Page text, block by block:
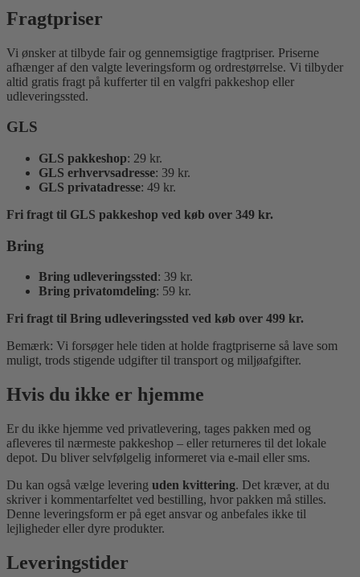
Fragtpriser
Vi ønsker at tilbyde fair og gennemsigtige fragtpriser. Priserne
afhænger af den valgte leveringsform og ordrestørrelse. Vi tilbyder
altid gratis fragt på kufferter til en valgfri pakkeshop eller
udleveringssted.
GLS
GLS pakkeshop: 29 kr.
GLS erhvervsadresse: 39 kr.
GLS privatadresse: 49 kr.
Fri fragt til GLS pakkeshop ved køb over 349 kr.
Bring
Bring udleveringssted: 39 kr.
Bring privatomdeling: 59 kr.
Fri fragt til Bring udleveringssted ved køb over 499 kr.
Bemærk: Vi forsøger hele tiden at holde fragtpriserne så lave som
muligt, trods stigende udgifter til transport og miljøafgifter.
Hvis du ikke er hjemme
Er du ikke hjemme ved privatlevering, tages pakken med og
afleveres til nærmeste pakkeshop – eller returneres til det lokale
depot. Du bliver selvfølgelig informeret via e-mail eller sms.
Du kan også vælge levering uden kvittering. Det kræver, at du
skriver i kommentarfeltet ved bestilling, hvor pakken må stilles.
Denne leveringsform er på eget ansvar og anbefales ikke til
lejligheder eller dyre produkter.
Leveringstider